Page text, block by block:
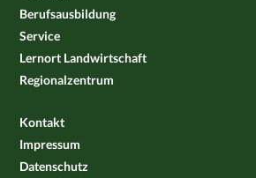
Berufsausbildung
Service
Lernort Landwirtschaft
Regionalzentrum
Kontakt
Impressum
Datenschutz